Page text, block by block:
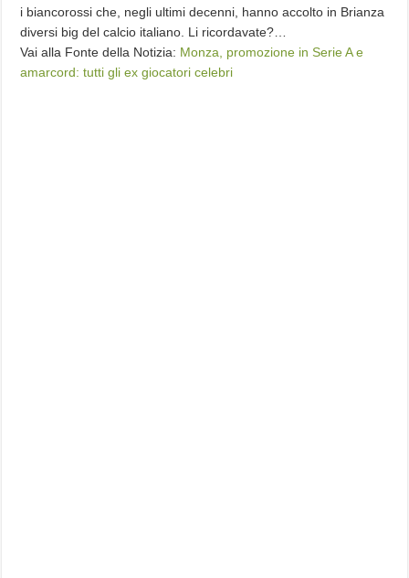
i biancorossi che, negli ultimi decenni, hanno accolto in Brianza
diversi big del calcio italiano. Li ricordavate?…
Vai alla Fonte della Notizia: Monza, promozione in Serie A e
amarcord: tutti gli ex giocatori celebri